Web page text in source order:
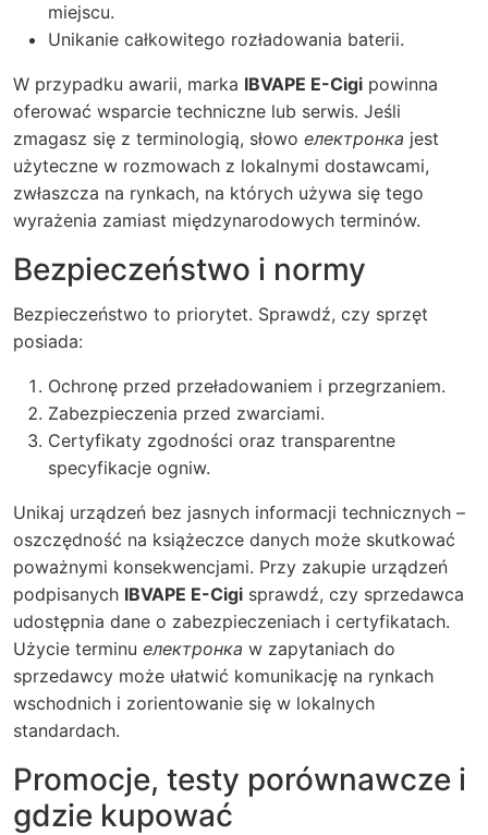
miejscu.
Unikanie całkowitego rozładowania baterii.
W przypadku awarii, marka IBVAPE E-Cigi powinna
oferować wsparcie techniczne lub serwis. Jeśli
zmagasz się z terminologią, słowo електронка jest
użyteczne w rozmowach z lokalnymi dostawcami,
zwłaszcza na rynkach, na których używa się tego
wyrażenia zamiast międzynarodowych terminów.
Bezpieczeństwo i normy
Bezpieczeństwo to priorytet. Sprawdź, czy sprzęt
posiada:
Ochronę przed przeładowaniem i przegrzaniem.
Zabezpieczenia przed zwarciami.
Certyfikaty zgodności oraz transparentne
specyfikacje ogniw.
Unikaj urządzeń bez jasnych informacji technicznych –
oszczędność na książeczce danych może skutkować
poważnymi konsekwencjami. Przy zakupie urządzeń
podpisanych IBVAPE E-Cigi sprawdź, czy sprzedawca
udostępnia dane o zabezpieczeniach i certyfikatach.
Użycie terminu електронка w zapytaniach do
sprzedawcy może ułatwić komunikację na rynkach
wschodnich i zorientowanie się w lokalnych
standardach.
Promocje, testy porównawcze i
gdzie kupować